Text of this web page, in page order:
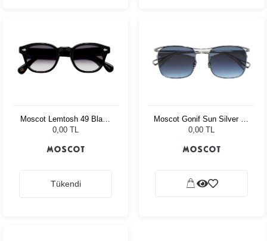
Moscot Lemtosh 49 Black
American Grey Fade
0,00 TL
Tükendi
Moscot Gonif Sun Silver 54
Denim Blue
0,00 TL